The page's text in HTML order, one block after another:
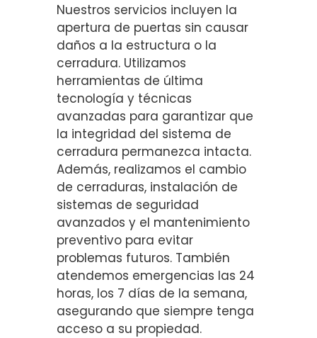
Nuestros servicios incluyen la
apertura de puertas sin causar
daños a la estructura o la
cerradura. Utilizamos
herramientas de última
tecnología y técnicas
avanzadas para garantizar que
la integridad del sistema de
cerradura permanezca intacta.
Además, realizamos el cambio
de cerraduras, instalación de
sistemas de seguridad
avanzados y el mantenimiento
preventivo para evitar
problemas futuros. También
atendemos emergencias las 24
horas, los 7 días de la semana,
asegurando que siempre tenga
acceso a su propiedad.